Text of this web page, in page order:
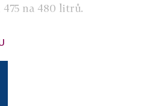
na 480 litrů.